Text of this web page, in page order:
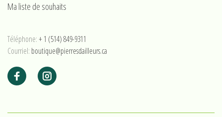
Ma liste de souhaits
Téléphone:+ 1 (514) 849-9311
Courriel: boutique@pierresdailleurs.ca